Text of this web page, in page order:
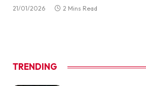
21/01/2026 2 Mins Read
TRENDING